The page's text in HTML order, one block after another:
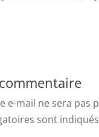
e-mail ne sera pas
sont